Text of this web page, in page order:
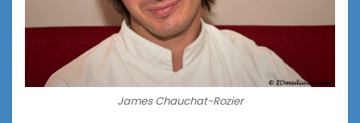
James Chauchat-Rozier